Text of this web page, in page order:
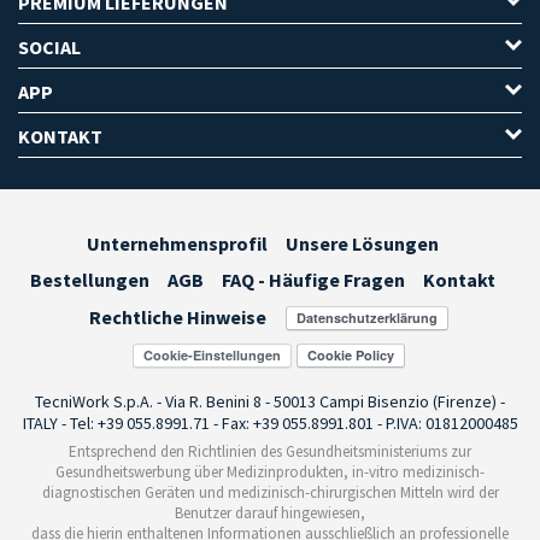
SOCIAL
APP
KONTAKT
Unternehmensprofil
Unsere Lösungen
Bestellungen
AGB FAQ - Häufige Fragen
Kontakt
Rechtliche Hinweise
Cookie-Einstellungen
TecniWork S.p.A. - Via R. Benini 8 - 50013 Campi Bisenzio (Firenze) -
ITALY - Tel: +39 055.8991.71 - Fax: +39 055.8991.801 - P.IVA: 01812000485
Entsprechend den Richtlinien des Gesundheitsministeriums zur
Gesundheitswerbung über Medizinprodukten, in-vitro medizinisch-
diagnostischen Geräten und medizinisch-chirurgischen Mitteln wird der
Benutzer darauf hingewiesen,
dass die hierin enthaltenen Informationen ausschließlich an professionelle